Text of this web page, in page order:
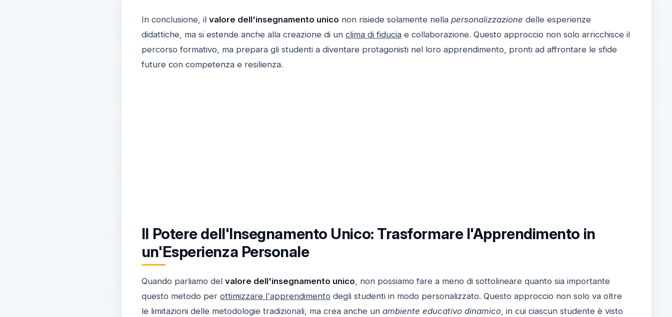
In conclusione, il valore dell'insegnamento unico non risiede solamente nella personalizzazione delle esperienze
didattiche, ma si estende anche alla creazione di un clima di fiduciae collaborazione. Questo approccio non solo arricchisce il
percorso formativo, ma prepara gli studenti a diventare protagonisti nel loro apprendimento, pronti ad affrontare le sfide
future con competenza e resilienza.
Il Potere dell'Insegnamento Unico: Trasformare l'Apprendimento in
un'Esperienza Personale
Quando parliamo del valore dell'insegnamento unico , non possiamo fare a meno di sottolineare quanto sia importante
questo metodo per ottimizzare l'apprendimento degli studenti in modo personalizzato. Questo approccio non solo va oltre
le limitazioni delle metodologie tradizionali, ma crea anche un ambiente educativo dinamico, in cui ciascun studente è visto